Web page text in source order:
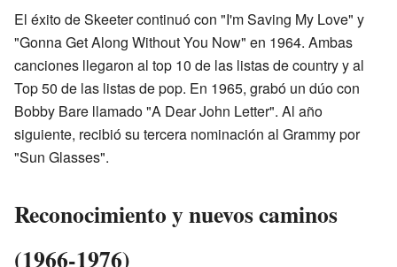
El éxito de Skeeter continuó con "I'm Saving My Love" y
"Gonna Get Along Without You Now" en 1964. Ambas
canciones llegaron al top 10 de las listas de country y al
Top 50 de las listas de pop. En 1965, grabó un dúo con
Bobby Bare llamado "A Dear John Letter". Al año
siguiente, recibió su tercera nominación al Grammy por
"Sun Glasses".
Reconocimiento y nuevos caminos
(1966-1976)